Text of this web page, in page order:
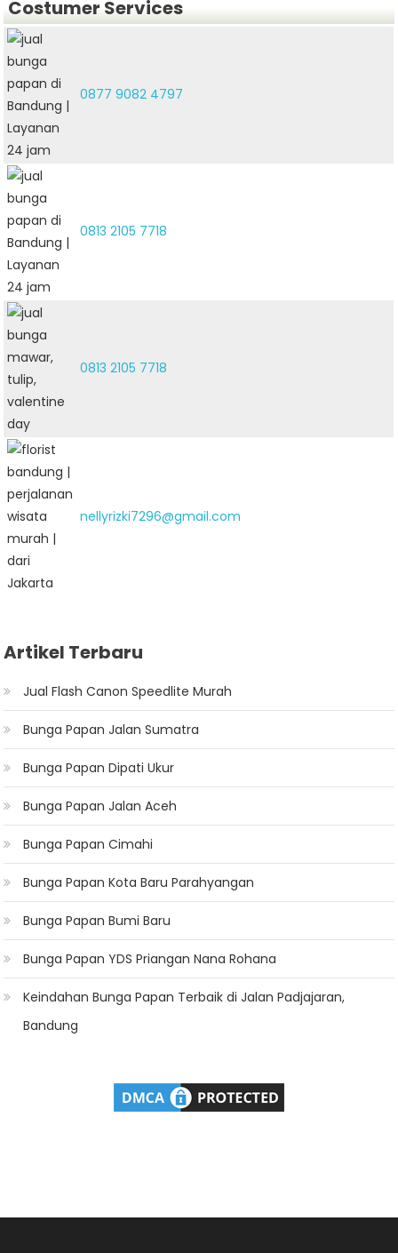
Costumer Services
0877 9082 4797
0813 2105 7718
0813 2105 7718
nellyrizki7296@gmail.com
Artikel Terbaru
Jual Flash Canon Speedlite Murah
Bunga Papan Jalan Sumatra
Bunga Papan Dipati Ukur
Bunga Papan Jalan Aceh
Bunga Papan Cimahi
Bunga Papan Kota Baru Parahyangan
Bunga Papan Bumi Baru
Bunga Papan YDS Priangan Nana Rohana
Keindahan Bunga Papan Terbaik di Jalan Padjajaran,
Bandung